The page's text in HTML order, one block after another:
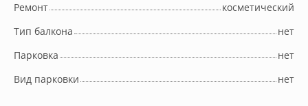
Ремонт
косметический
Тип балкона
нет
Парковка
нет
Вид парковки
нет